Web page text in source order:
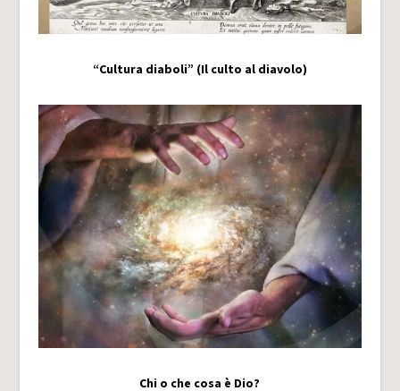
“Cultura diaboli” (Il culto al diavolo)
Chi o che cosa è Dio?